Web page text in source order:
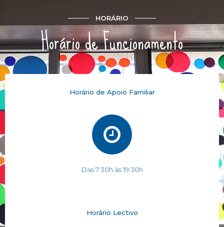
HORÁRIO
Horário de Funcionamento
Horário de Apoio Familiar
Das 7:30h às 19:30h
Horário Lectivo